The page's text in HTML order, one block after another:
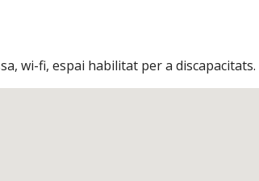
wi-fi, espai habilitat per a discapacitats.